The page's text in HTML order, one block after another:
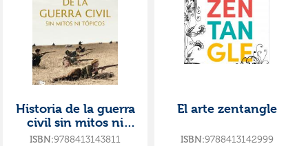
Historia de la guerra
civil sin mitos ni
tópicos
ISBN:9788413143811
El arte zentangle
ISBN:9788413142999